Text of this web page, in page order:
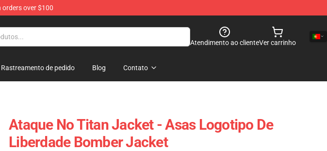
orders over $100
Atendimento ao clienteVer carrinho
Rastreamento de pedido Blog Contato
Ataque No Titan Jacket - Asas Logotipo De
Liberdade Bomber Jacket